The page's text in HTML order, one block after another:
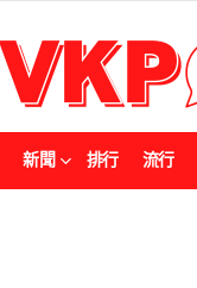
新聞 排行 流行